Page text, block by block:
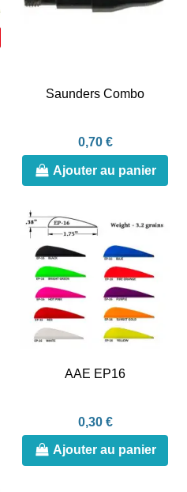
Saunders Combo
0,70 €
Ajouter au panier
AAE EP16
0,30 €
Ajouter au panier